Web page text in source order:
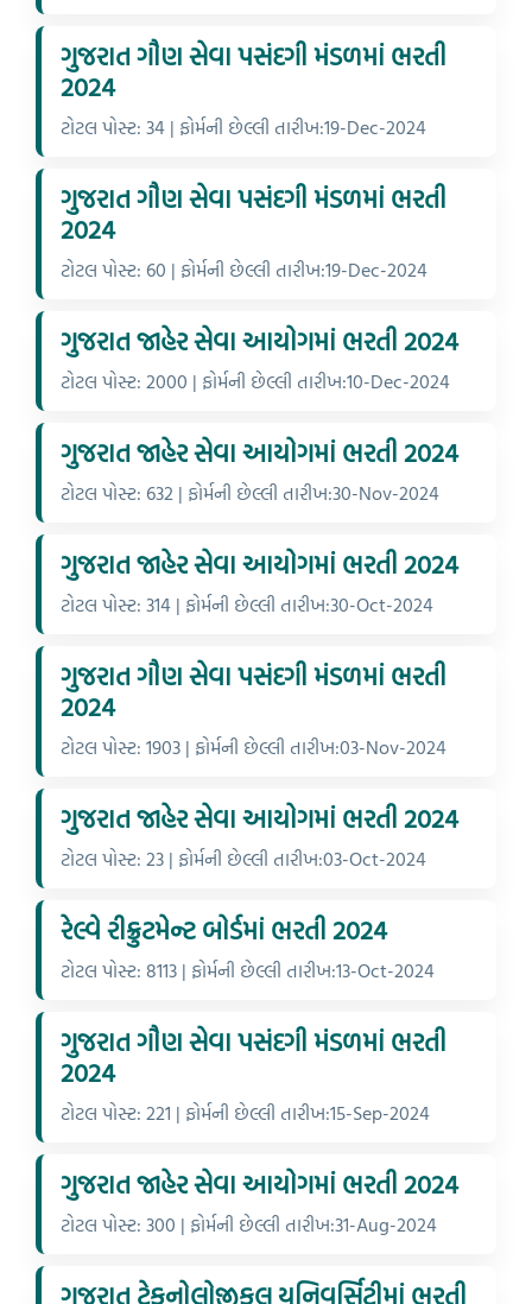
ગુજરાત ગૌણ સેવા પસંદગી મંડળમાં ભરતી
2024
ટોટલ પોસ્ટ: 34 | ફોર્મની છેલ્લી તારીખ:19-Dec-2024
ગુજરાત ગૌણ સેવા પસંદગી મંડળમાં ભરતી
2024
ટોટલ પોસ્ટ: 60 | ફોર્મની છેલ્લી તારીખ:19-Dec-2024
ગુજરાત જાહેર સેવા આયોગમાં ભરતી 2024
ટોટલ પોસ્ટ: 2000 | ફોર્મની છેલ્લી તારીખ:10-Dec-2024
ગુજરાત જાહેર સેવા આયોગમાં ભરતી 2024
ટોટલ પોસ્ટ: 632 | ફોર્મની છેલ્લી તારીખ:30-Nov-2024
ગુજરાત જાહેર સેવા આયોગમાં ભરતી 2024
ટોટલ પોસ્ટ: 314 | ફોર્મની છેલ્લી તારીખ:30-Oct-2024
ગુજરાત ગૌણ સેવા પસંદગી મંડળમાં ભરતી
2024
ટોટલ પોસ્ટ: 1903 | ફોર્મની છેલ્લી તારીખ:03-Nov-2024
ગુજરાત જાહેર સેવા આયોગમાં ભરતી 2024
ટોટલ પોસ્ટ: 23 | ફોર્મની છેલ્લી તારીખ:03-Oct-2024
રેલ્વે રીક્રુટમેન્ટ બોર્ડમાં ભરતી 2024
ટોટલ પોસ્ટ: 8113 | ફોર્મની છેલ્લી તારીખ:13-Oct-2024
ગુજરાત ગૌણ સેવા પસંદગી મંડળમાં ભરતી
2024
ટોટલ પોસ્ટ: 221 | ફોર્મની છેલ્લી તારીખ:15-Sep-2024
ગુજરાત જાહેર સેવા આયોગમાં ભરતી 2024
ટોટલ પોસ્ટ: 300 | ફોર્મની છેલ્લી તારીખ:31-Aug-2024
ગુજરાત ટેકનોલોજીકલ યુનિવર્સિટીમાં ભરતી